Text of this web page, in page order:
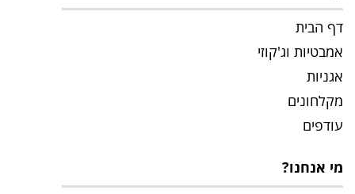
דף הבית
אמבטיות וג'קוזי
אגניות
מקלחונים
עודפים
מי אנחנו?